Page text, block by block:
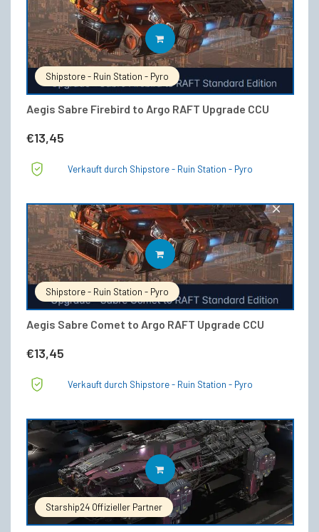
Shipstore - Ruin Station - Pyro
Aegis Sabre Firebird to Argo RAFT Upgrade CCU
€13,45
IN DEN WARENKORB
Verkauft durch Shipstore - Ruin Station - Pyro
Shipstore - Ruin Station - Pyro
Aegis Sabre Comet to Argo RAFT Upgrade CCU
€13,45
IN DEN WARENKORB
Verkauft durch Shipstore - Ruin Station - Pyro
Starship24 Offizieller Partner
IN DEN WARENKORB